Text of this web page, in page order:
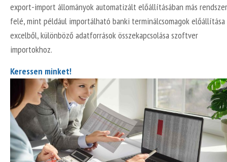
export-import állományok automatizált előállításában más
felé, mint például importálható banki terminálcsomagok előállítása
excelből, különböző adatforrások összekapcsolása szoftver
importokhoz.
Keressen minket!